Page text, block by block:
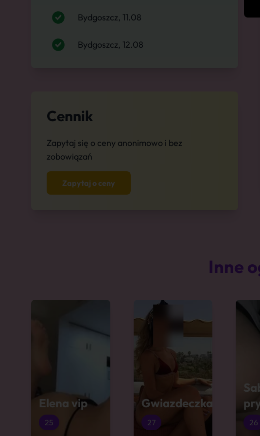
Bydgoszcz, 11.08
Bydgoszcz, 12.08
Cennik
Zapytaj się o ceny anonimowo i bez
zobowiązań
Zapytaj o ceny
Inne
Elena vip
25
Gwiazdeczka
27 26